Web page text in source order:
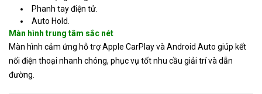
Phanh tay điện tử.
Auto Hold.
Màn hình trung tâm sắc nét
Màn hình cảm ứng hỗ trợ Apple CarPlay và Android Auto giúp kết
nối điện thoại nhanh chóng, phục vụ tốt nhu cầu giải trí và dẫn
đường.